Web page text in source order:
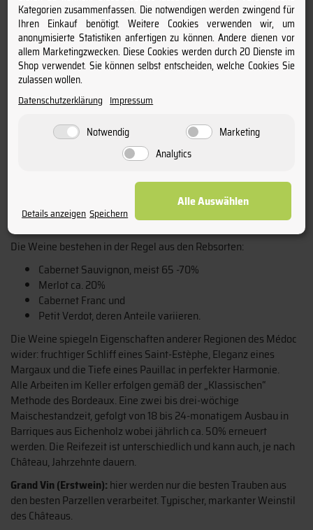
Château Langoa-Barton - 3ème Grand Cru Classé
Château Léoville-Las-Case - 2ème Grand Cru Classé
Château Léoville-Barton - 2ème Grand Cru Classé
Château Léoville-Poyferré - 2ème Grand Cru Classé
Château Saint-Pierre - 4ème Grand Cru Classé
Château Talbot - 4ème Grand Cru Classé
Cru Bourgeois:
Château La Bridane
Château Gloria
Landestypische Rebsorten und Weinstil
Die Weine bestehen in der Regel aus den Rebsorten:
Cabernet Sauvignon, meist 65 -70%
Merlot ca. 20%
Cabernet Franc und
Petit Verdot, deren Anteile variieren.
Die Weine spiegeln Eigenschaften anderer Regionen des Médoc
wider: fruchtiger Schliff eines Saint-Estèphe, Eleganz eines
Margaux und die Tiefe eines Pauillac in perfekter Harmonie.
Alle Arbeiten im Keller erfolgen gemäß der „Klassischen“
Methode des Bordeaux. Eine zwei bis drei-wöchige
Maischestandzeit, gefolgt von 18 bis 24-monatigem Ausbau in
Barriques aus Eichenholz wobei jährlich ca. 50% erneuert
werden. Die Reifezeit ist unterschiedlich und kann auch, je nach
Château, Jahrzehnte dauern.
Grand Vin (Erstwein): hier werden nur die besten Trauben aus
den besten Parzellen verarbeitet. Typischer, markanter Weinstil
des Châteaus.
Kategorien zusammenfassen. Die notwendigen werden zwingend für
Ihren Einkauf benötigt. Weitere Cookies verwenden wir, um
anonymisierte Statistiken anfertigen zu können. Andere dienen vor
allem Marketingzwecken. Diese Cookies werden durch 20 Dienste im
Shop verwendet. Sie können selbst entscheiden, welche Cookies Sie
zulassen wollen.
Datenschutzerklärung Impressum
Notwendig
Marketing
Analytics
Details anzeigen Speichern
Alle Auswählen